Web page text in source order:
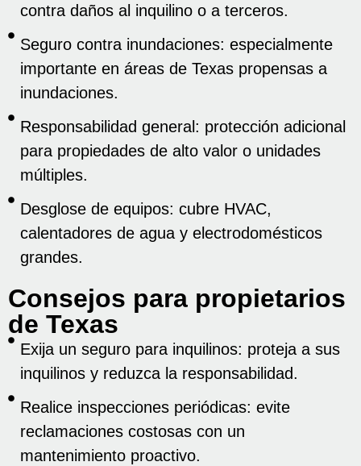
contra daños al inquilino o a terceros.
Seguro contra inundaciones: especialmente
importante en áreas de Texas propensas a
inundaciones.
Responsabilidad general: protección adicional
para propiedades de alto valor o unidades
múltiples.
Desglose de equipos: cubre HVAC,
calentadores de agua y electrodomésticos
grandes.
Consejos para propietarios
de Texas
Exija un seguro para inquilinos: proteja a sus
inquilinos y reduzca la responsabilidad.
Realice inspecciones periódicas: evite
reclamaciones costosas con un
mantenimiento proactivo.